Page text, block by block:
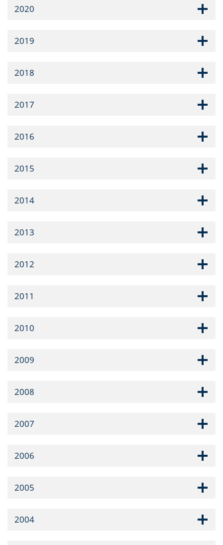
2020
2019
2018
2017
2016
2015
2014
2013
2012
2011
2010
2009
2008
2007
2006
2005
2004